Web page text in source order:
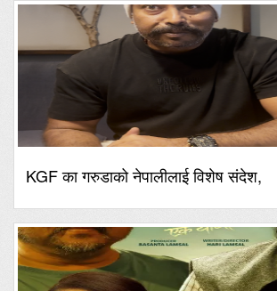
KGF का गरुडाको नेपालीलाई विशेष संदेश,